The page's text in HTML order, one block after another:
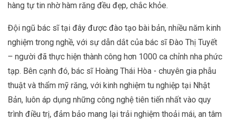
hàng tự tin nhờ hàm răng đều đẹp, chắc khỏe.
Đội ngũ bác sĩ tại đây được đào tạo bài bản, nhiều năm kinh
nghiệm trong nghề, với sự dẫn dắt của bác sĩ Đào Thị Tuyết
– người đã thực hiện thành công hơn 1000 ca chỉnh nha phức
tạp. Bên cạnh đó, bác sĩ Hoàng Thái Hòa - chuyên gia phẫu
thuật và thẩm mỹ răng, với kinh nghiệm tu nghiệp tại Nhật
Bản, luôn áp dụng những công nghệ tiên tiến nhất vào quy
trình điều trị, đảm bảo mang lại trải nghiệm thoải mái, an tâm